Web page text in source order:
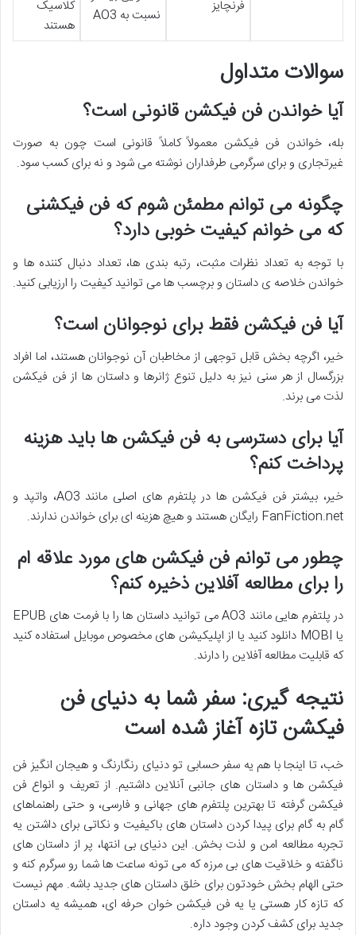
فرنچایز
نسبت به AO3
کلاسیک
هستند
سوالات متداول
آیا خواندن فن فیکشن قانونی است؟
بله، خواندن فن فیکشن معمولاً کاملاً قانونی است چون به صورت
غیرتجاری و برای سرگرمی طرفداران نوشته می شود و نه برای کسب سود.
چگونه می توانم مطمئن شوم که فن فیکشنی
که می خوانم کیفیت خوبی دارد؟
با توجه به تعداد نظرات مثبت، رتبه بندی ها، تعداد دنبال کننده ها و
خواندن خلاصه ی داستان و برچسب ها می توانید کیفیت را ارزیابی کنید.
آیا فن فیکشن فقط برای نوجوانان است؟
خیر، اگرچه بخش قابل توجهی از مخاطبان آن نوجوانان هستند، اما افراد
بزرگسال از هر سنی نیز به دلیل تنوع ژانرها و داستان ها از فن فیکشن
لذت می برند.
آیا برای دسترسی به فن فیکشن ها باید هزینه
پرداخت کنم؟
خیر، بیشتر فن فیکشن ها در پلتفرم های اصلی مانند AO3، واتپد و
FanFiction.net رایگان هستند و هیچ هزینه ای برای خواندن ندارند.
چطور می توانم فن فیکشن های مورد علاقه ام
را برای مطالعه آفلاین ذخیره کنم؟
در پلتفرم هایی مانند AO3 می توانید داستان ها را با فرمت های EPUB
یا MOBI دانلود کنید یا از اپلیکیشن های مخصوص موبایل استفاده کنید
که قابلیت مطالعه آفلاین را دارند.
نتیجه گیری: سفر شما به دنیای فن
فیکشن تازه آغاز شده است
خب، تا اینجا با هم یه سفر حسابی تو دنیای رنگارنگ و هیجان انگیز فن
فیکشن ها و داستان های جانبی آنلاین داشتیم. از تعریف و انواع فن
فیکشن گرفته تا بهترین پلتفرم های جهانی و فارسی، و حتی راهنماهای
گام به گام برای پیدا کردن داستان های باکیفیت و نکاتی برای داشتن یه
تجربه مطالعه امن و لذت بخش. این دنیای بی انتها، پر از داستان های
ناگفته و خلاقیت های بی مرزه که می تونه ساعت ها شما رو سرگرم کنه و
حتی الهام بخش خودتون برای خلق داستان های جدید باشه. مهم نیست
که تازه کار هستی یا یه فن فیکشن خوان حرفه ای، همیشه یه داستان
جدید برای کشف کردن وجود داره.